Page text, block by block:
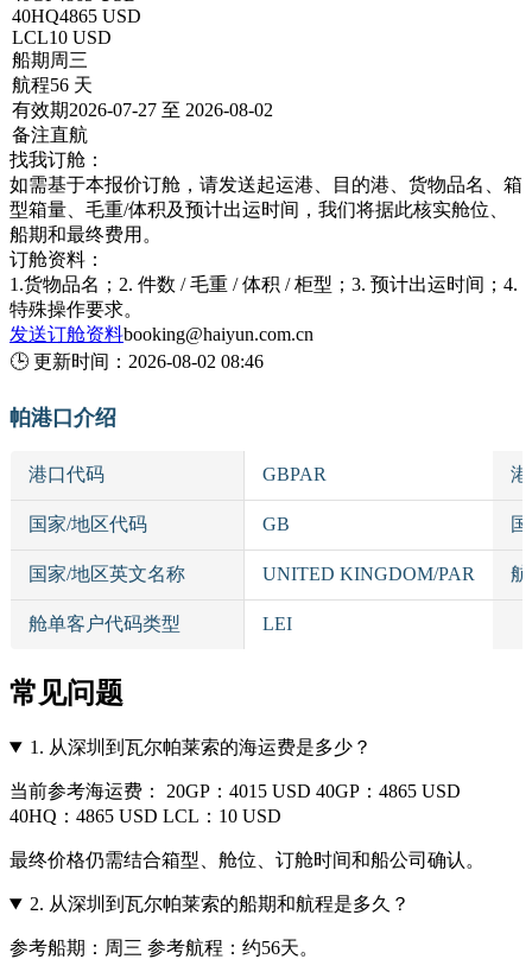
40HQ4865 USD
LCL10 USD
船期 周三
航程56 天
有效期2026-07-27 至 2026-08-02
备注直航
找我订舱：
如需基于本报价订舱，请发送起运港、目的港、货物品名、箱
型箱量、毛重/体积及预计出运时间，我们将据此核实舱位、
船期和最终费用。
订舱资料：
1.货物品名；2. 件数 / 毛重 / 体积 / 柜型；3. 预计出运时间；4.
特殊操作要求。
发送订舱资料booking@haiyun.com.cn
🕒 更新时间： 2026-08-02 08:46
帕港口介绍
港口代码 GBPAR
国家/地区代码 GB
国家/地区英文名称 UNITED KINGDOM/PAR
舱单客户代码类型 LEI
常见问题
1. 从深圳到瓦尔帕莱索的海运费是多少？
当前参考海运费： 20GP：4015 USD 40GP：4865 USD
40HQ：4865 USD LCL：10 USD
最终价格仍需结合箱型、舱位、订舱时间和船公司确认。
2. 从深圳到瓦尔帕莱索的船期和航程是多久？
参考船期：周三 参考航程：约56天。